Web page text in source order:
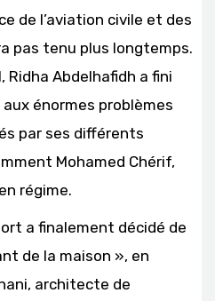
de l’aviation civile et des
pas tenu plus longtemps.
Ridha Abdelhafidh a fini
énormes problèmes
par ses différents
Mohamed Chérif,
régime.
a finalement décidé de
de la maison », en
architecte de